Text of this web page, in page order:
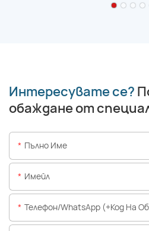
Интересувате се?
обаждане от
Пълно Име
Имейл
Телефон/WhatsApp (+Код На